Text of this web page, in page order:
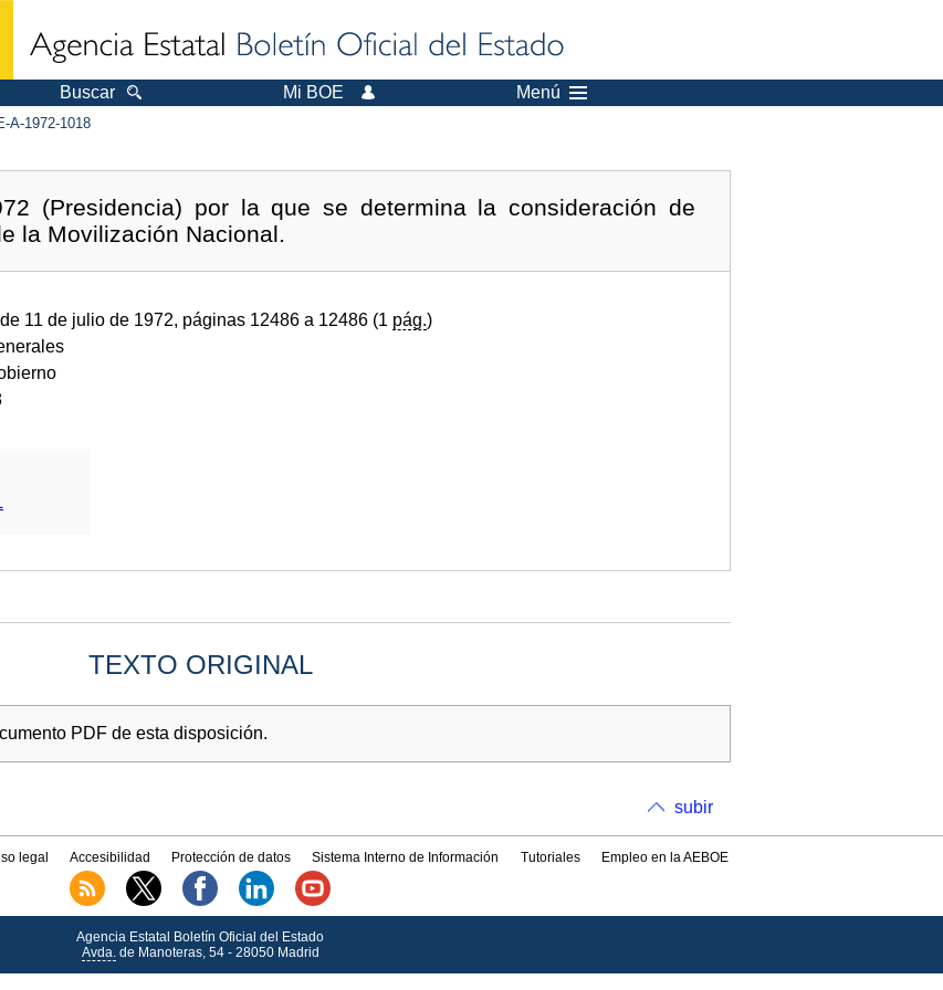
Buscar Mi BOE Menú
A-1972-1018
(Presidencia) por la que se determina la consideración de
la Movilización Nacional.
11 de julio de 1972, páginas 12486 a 12486 (1 pág.)
TEXTO ORIGINAL
PDF de esta disposición.
subir
legal Accesibilidad Protección de datos Sistema Interno de Información Tutoriales Empleo en la AEBOE
Agencia Estatal Boletín Oficial del Estado
Avda.de Manoteras, 54 - 28050 Madrid